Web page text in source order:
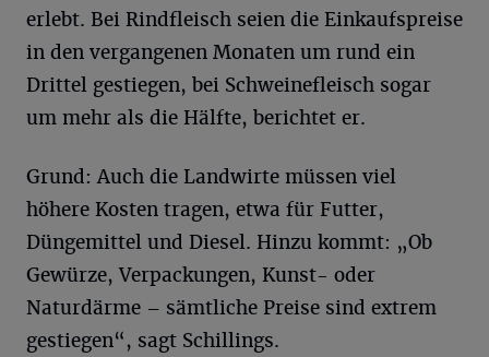
erlebt. Bei Rindfleisch seien die Einkaufspreise
in den vergangenen Monaten um rund ein
Drittel gestiegen, bei Schweinefleisch sogar
um mehr als die Hälfte, berichtet er.
Grund: Auch die Landwirte müssen viel
höhere Kosten tragen, etwa für Futter,
Düngemittel und Diesel. Hinzu kommt: „Ob
Gewürze, Verpackungen, Kunst- oder
Naturdärme – sämtliche Preise sind extrem
gestiegen“, sagt Schillings.